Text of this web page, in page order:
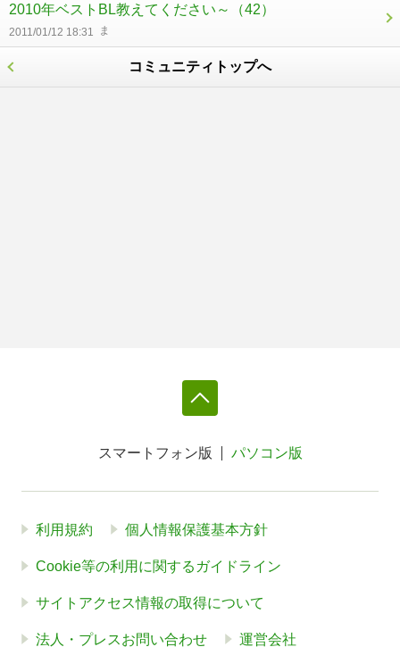
2010年ベストBL教えてください～ （42）
2011/01/12 18:31 ま
コミュニティトップへ
スマートフォン版 パソコン版
利用規約 個人情報保護基本方針
Cookie等の利用に関するガイドライン
サイトアクセス情報の取得について
法人・プレスお問い合わせ 運営会社